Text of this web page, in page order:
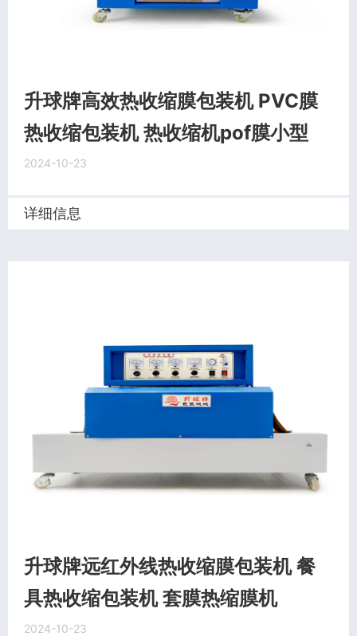
升球牌高效热收缩膜包装机 PVC膜
热收缩包装机 热收缩机pof膜小型
2024-10-23
详细信息
升球牌远红外线热收缩膜包装机 餐
具热收缩包装机 套膜热缩膜机
2024-10-23